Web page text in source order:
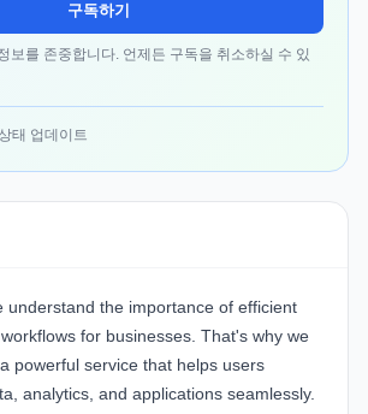
구독하기
보를 존중합니다. 언제든 구독을 취소하실 수 있
태 업데이트
understand the importance of efficient
for businesses. That's why we
powerful service that helps users
analytics, and applications seamlessly.